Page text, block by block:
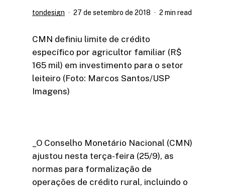
tondesign 27 de setembro de 2018 2 min read
CMN definiu limite de crédito
específico por agricultor familiar (R$
165 mil) em investimento para o setor
leiteiro (Foto: Marcos Santos/USP
Imagens)
_O Conselho Monetário Nacional (CMN)
ajustou nesta terça-feira (25/9), as
normas para formalização de
operações de crédito rural, incluindo o